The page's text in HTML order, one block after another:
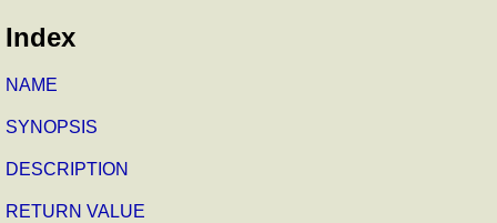
Index
NAME
SYNOPSIS
DESCRIPTION
RETURN VALUE